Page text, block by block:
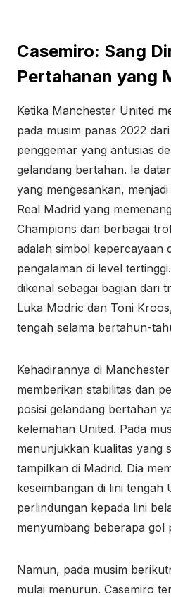
Casemiro: Sang
Pertahanan yang
Ketika Manchester United
pada musim panas 2022
penggemar yang antusias
gelandang bertahan. Ia
yang mengesankan,
Real Madrid yang
Champions dan berbagai
adalah simbol kepercayaan
pengalaman di level
dikenal sebagai bagian dari
Luka Modric dan Toni
tengah selama bertahun-
Kehadirannya di
memberikan stabilitas dan
posisi gelandang bertahan
kelemahan United. Pada
menunjukkan kualitas yang
tampilkan di Madrid. Dia
keseimbangan di lini tengah
perlindungan kepada lini
menyumbang beberapa gol
Namun, pada musim
mulai menurun. Casemiro